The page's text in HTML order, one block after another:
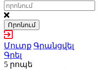
Որոնում
Մուտք Գրանցվել
Գրել
5 րոպե